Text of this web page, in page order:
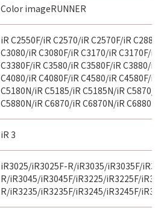
Color imageRUNNER
iR C2550F/iR C2570/iR C2570F/iR
C3080/iR C3080F/iR C3170/iR C3170F/iR
C3380F/iR C3580/iR C3580F/iR C3880/iR
C4080/iR C4080F/iR C4580/iR C4580F/iR
C5180N/iR C5185/iR C5185N/iR C5870/
C5880N/iR C6870/iR C6870N/iR C6880N
iR 3
iR3025/iR3025F-R/iR3035/iR3035F/
R/iR3045/iR3045F/iR3225/iR3225F/
R/iR3235/iR3235F/iR3245/iR3245F/